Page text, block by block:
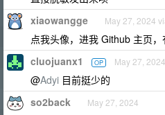
xiaowangge May 27, 2024
点我头像，进我 Github 主页
cluojuanx1 OP May 27, 2024
@Adyi 目前挺少的
so2back May 27, 2024